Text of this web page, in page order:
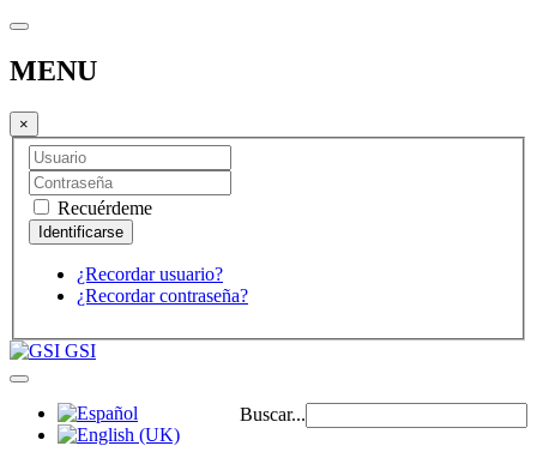
MENU
×
Recuérdeme
¿Recordar usuario?
¿Recordar contraseña?
GSI
Buscar...